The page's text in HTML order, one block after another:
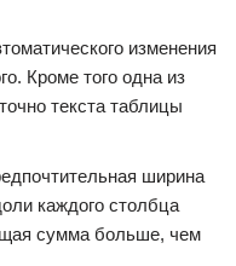
изменения
Кроме того одна из
текста таблицы
ширина
каждого столбца
сумма больше, чем